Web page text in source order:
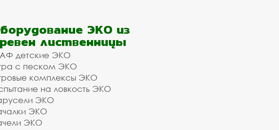
ЭКО из
лиственницы
детские ЭКО
с песком ЭКО
комплексы ЭКО
на ловкость ЭКО
ЭКО
ЭКО
ЭКО